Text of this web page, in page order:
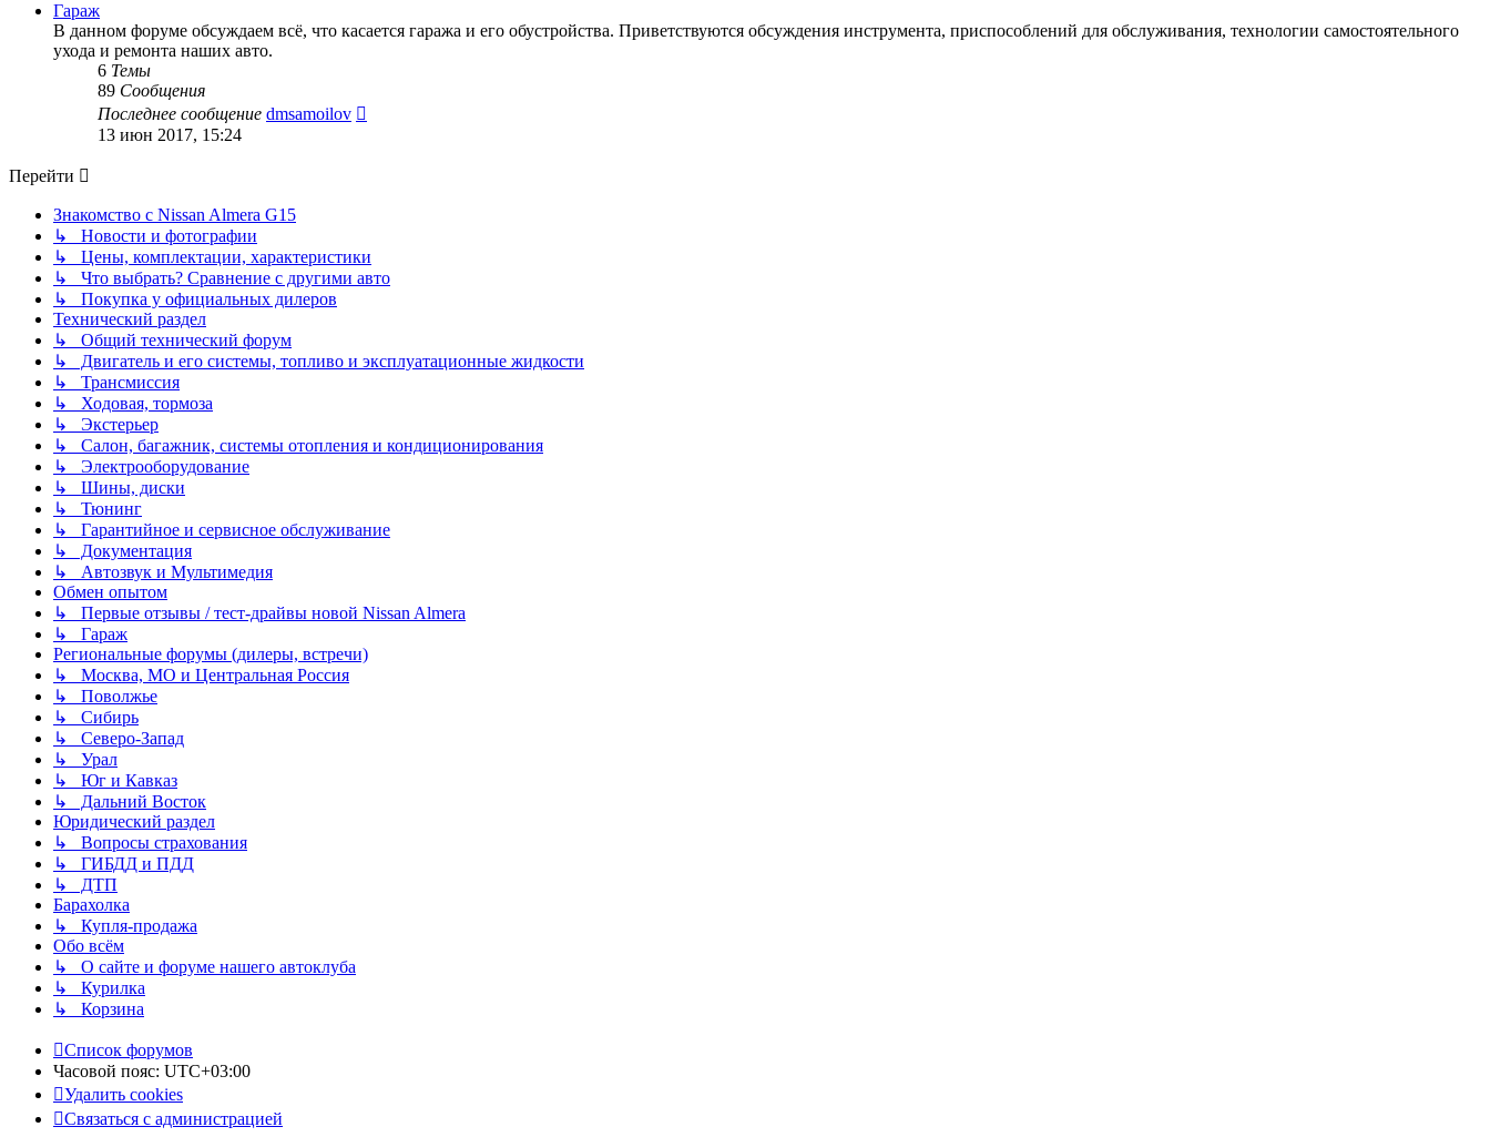
Гараж
В данном форуме обсуждаем всё, что касается гаража и его обустройства. Приветствуются обсуждения инструмента, приспособлений для обслуживания, технологии самостоятельного
ухода и ремонта наших авто.
6 Темы
89 Сообщения
Последнее сообщение dmsamoilov
13 июн 2017, 15:24
Перейти
Знакомство с Nissan Almera G15
↳ Новости и фотографии
↳ Цены, комплектации, характеристики
↳ Что выбрать? Сравнение с другими авто
↳ Покупка у официальных дилеров
Технический раздел
↳ Общий технический форум
↳ Двигатель и его системы, топливо и эксплуатационные жидкости
↳ Трансмиссия
↳ Ходовая, тормоза
↳ Экстерьер
↳ Салон, багажник, системы отопления и кондиционирования
↳ Электрооборудование
↳ Шины, диски
↳ Тюнинг
↳ Гарантийное и сервисное обслуживание
↳ Документация
↳ Автозвук и Мультимедия
Обмен опытом
↳ Первые отзывы / тест-драйвы новой Nissan Almera
↳ Гараж
Региональные форумы (дилеры, встречи)
↳ Москва, МО и Центральная Россия
↳ Поволжье
↳ Сибирь
↳ Северо-Запад
↳ Урал
↳ Юг и Кавказ
↳ Дальний Восток
Юридический раздел
↳ Вопросы страхования
↳ ГИБДД и ПДД
↳ ДТП
Барахолка
↳ Купля-продажа
Обо всём
↳ О сайте и форуме нашего автоклуба
↳ Курилка
↳ Корзина
Список форумов
Часовой пояс: UTC+03:00
Удалить cookies
Связаться с администрацией